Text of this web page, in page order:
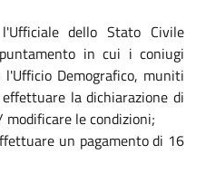
dello Stato Civile
in cui i coniugi
Demografico, muniti
la dichiarazione di
le condizioni;
un pagamento di 16